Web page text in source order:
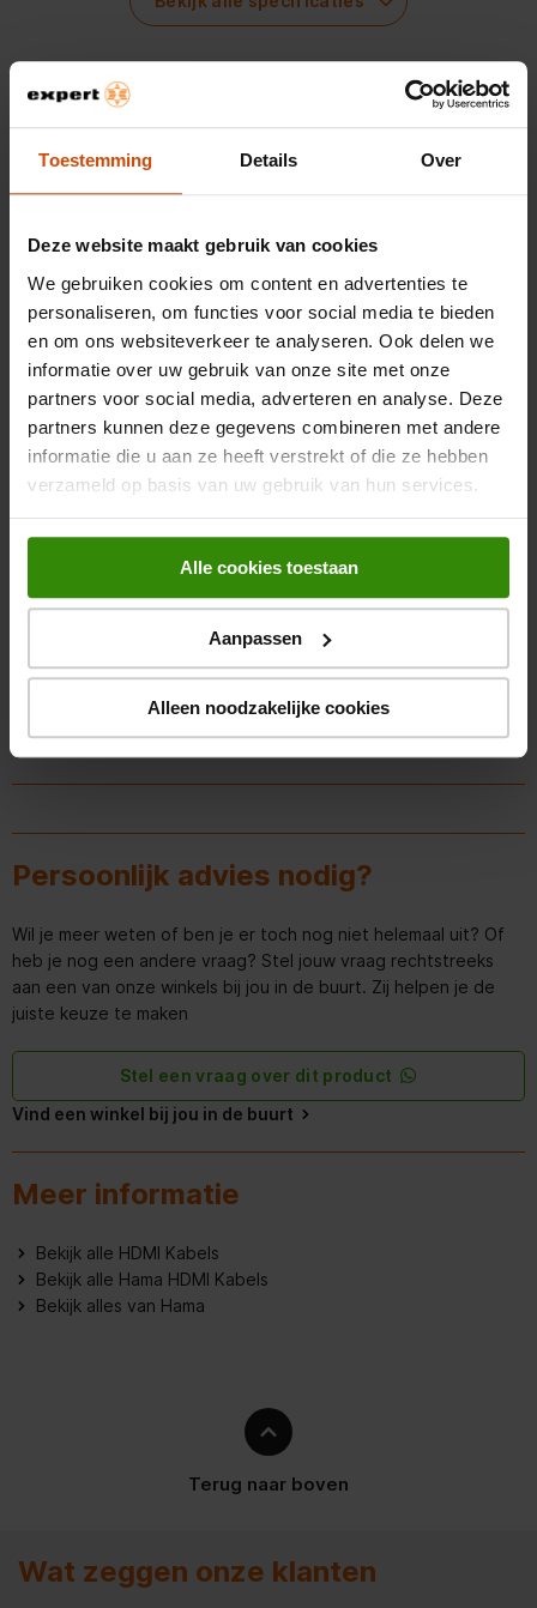
Toestemming Details Over
Deze website maakt gebruik van cookies
We gebruiken cookies om content en advertenties te
personaliseren, om functies voor social media te bieden
en om ons websiteverkeer te analyseren. Ook delen we
informatie over uw gebruik van onze site met onze
partners voor social media, adverteren en analyse. Deze
partners kunnen deze gegevens combineren met andere
informatie die u aan ze heeft verstrekt of die ze hebben
verzameld op basis van uw gebruik van hun services.
Alle cookies toestaan
Aanpassen
Alleen noodzakelijke cookies
Hoogte verpakking
Aansluiting 1 HDMI Type D (Micro)
Aansluiting 2 HDMI Type A (Standard)
Beoordelingen
Persoonlijk advies nodig?
Wil je meer weten of ben je er toch nog niet helemaal uit? Of
heb je nog een andere vraag? Stel jouw vraag rechtstreeks
aan een van onze winkels bij jou in de buurt. Zij helpen je de
juiste keuze te maken
Stel een vraag over dit product
Vind een winkel bij jou in de buurt
Meer informatie
Bekijk alle HDMI Kabels
Bekijk alle Hama HDMI Kabels
Bekijk alles van Hama
Terug naar boven
Wat zeggen onze klanten